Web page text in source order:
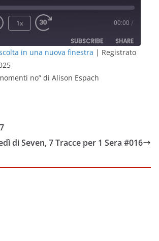
1x 00:00 /
SUBSCRIBE SHARE
in una nuova finestra | Registrato
no” di Alison Espach
di Seven, 7 Tracce per 1 Sera #016